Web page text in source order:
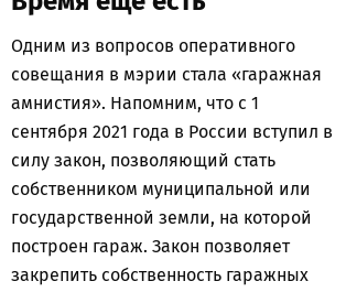
Одним из вопросов оперативного
совещания в мэрии стала «гаражная
амнистия». Напомним, что с 1
сентября 2021 года в России вступил в
силу закон, позволяющий стать
собственником муниципальной или
государственной земли, на которой
построен гараж. Закон позволяет
закрепить собственность гаражных